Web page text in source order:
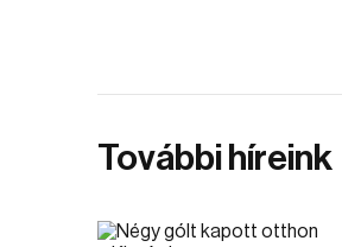
További híreink